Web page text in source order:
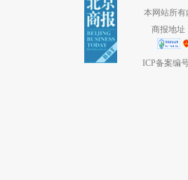
本网站所有
商报地址
ICP备案编